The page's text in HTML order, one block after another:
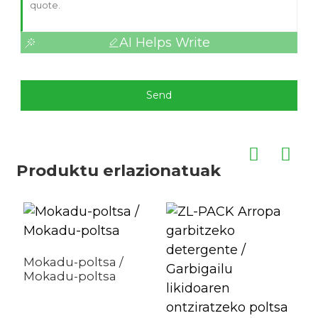
AI Helps Write
Send
Produktu erlazionatuak
Mokadu-poltsa /
Mokadu-poltsa